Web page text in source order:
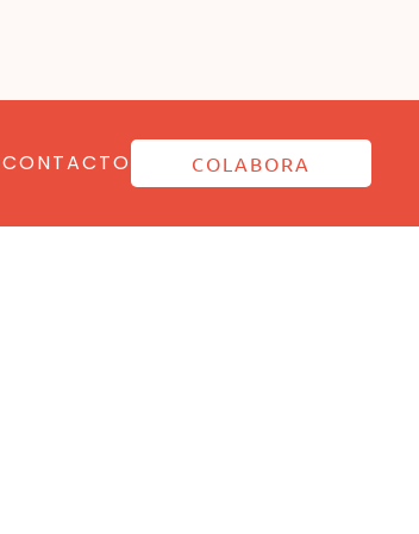
CONTACTO COLABORA